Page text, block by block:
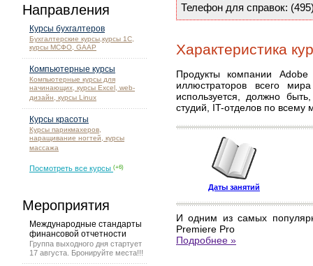
Направления
Курсы бухгалтеров
Бухгалтерские курсы,курсы 1С,
курсы МСФО, GAAP
Компьютерные курсы
Компьютерные курсы для
начинающих, курсы Excel, web-
дизайн, курсы Linux
Курсы красоты
Курсы парикмахеров,
наращивание ногтей, курсы
массажа
Посмотреть все курсы (+6)
Мероприятия
Международные стандарты
финансовой отчетности
Группа выходного дня стартует
17 августа. Бронируйте места!!!
Телефон для справок:
Характеристика
Продукты компании Adobe
иллюстраторов всего
используется, должно
студий, IT-отделов по всему
Даты занятий
И одним из самых
Premiere Pro
Подробнее »